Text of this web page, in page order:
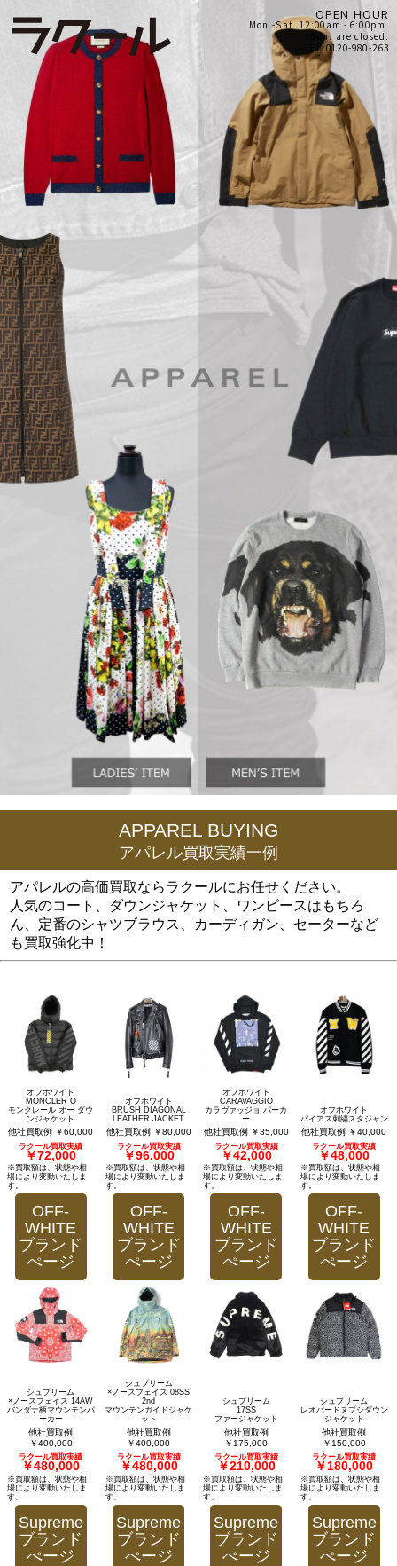
OPEN HOUR
Mon.-Sat. 12:00am - 6:00pm.
Sun. are closed.
TEL:0120-980-263
APPAREL BUYING
アパレル買取実績一例
アパレルの高価買取ならラクールにお任せください。
人気のコート、ダウンジャケット、ワンピースはもちろ
ん、定番のシャツブラウス、カーディガン、セーターなど
も買取強化中！
オフホワイト
MONCLER O
モンクレール オー ダウ
ンジャケット
他社買取例 ￥60,000
ラクール買取実績
￥72,000
※買取額は、状態や相
場により変動いたしま
す。
OFF-
WHITE
ブランド
ぺージ
オフホワイト
BRUSH DIAGONAL
LEATHER JACKET
他社買取例 ￥80,000
ラクール買取実績
￥96,000
※買取額は、状態や相
場により変動いたしま
す。
OFF-
WHITE
ブランド
ぺージ
オフホワイト
CARAVAGGIO
カラヴァッジョ パーカ
ー
他社買取例 ￥35,000
ラクール買取実績
￥42,000
※買取額は、状態や相
場により変動いたしま
す。
OFF-
WHITE
ブランド
ぺージ
オフホワイト
バイアス刺繍スタジャン
他社買取例 ￥40,000
ラクール買取実績
￥48,000
※買取額は、状態や相
場により変動いたしま
す。
OFF-
WHITE
ブランド
ぺージ
シュプリーム
×ノースフェイス 14AW
バンダナ柄マウンテンパ
ーカー
他社買取例
￥400,000
ラクール買取実績
￥480,000
※買取額は、状態や相
場により変動いたしま
す。
Supreme
ブランド
ぺージ
シュプリーム
×ノースフェイス 08SS
2nd
マウンテンガイドジャケ
ット
他社買取例
￥400,000
ラクール買取実績
￥480,000
※買取額は、状態や相
場により変動いたしま
す。
Supreme
ブランド
ぺージ
シュプリーム
17SS
ファージャケット
他社買取例
￥175,000
ラクール買取実績
￥210,000
※買取額は、状態や相
場により変動いたしま
す。
Supreme
ブランド
ぺージ
シュプリーム
レオパードヌプシダウン
ジャケット
他社買取例
￥150,000
ラクール買取実績
￥180,000
※買取額は、状態や相
場により変動いたしま
す。
Supreme
ブランド
ぺージ